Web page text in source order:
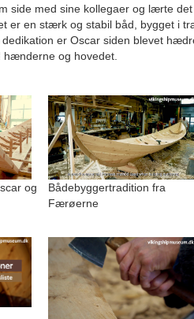
side med sine kollegaer og lærte
er en stærk og stabil båd, bygget i
er Oscar siden blevet
og hovedet.
og
Bådebyggertradition fra
Færøerne